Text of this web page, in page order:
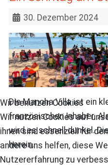
30. Dezember 2024
Die Manoha Villa ist ein
französischen Inhaber.
wird es schnell dunkel.
herein.
Wir benutzen Cookies
Wir nutzen Cookies auf
ihnen sind essenziell für
andere uns helfen, diese
Nutzererfahrung zu